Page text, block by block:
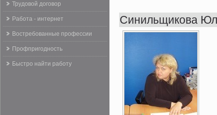
Трудовой договор
Работа - интернет
Востребованные профессии
Профпригодность
Быстро найти работу
Синильщикова